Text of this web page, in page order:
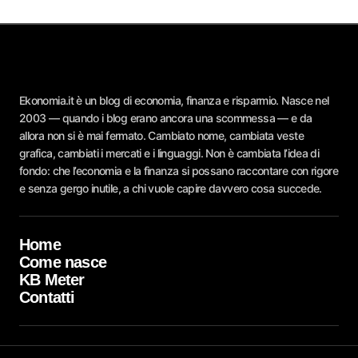
Ekonomia.it è un blog di economia, finanza e risparmio. Nasce nel
2003 — quando i blog erano ancora una scommessa — e da
allora non si è mai fermato. Cambiato nome, cambiata veste
grafica, cambiati i mercati e i linguaggi. Non è cambiata l’idea di
fondo: che l’economia e la finanza si possano raccontare con rigore
e senza gergo inutile, a chi vuole capire davvero cosa succede.
Home
Come nasce
KB Meter
Contatti